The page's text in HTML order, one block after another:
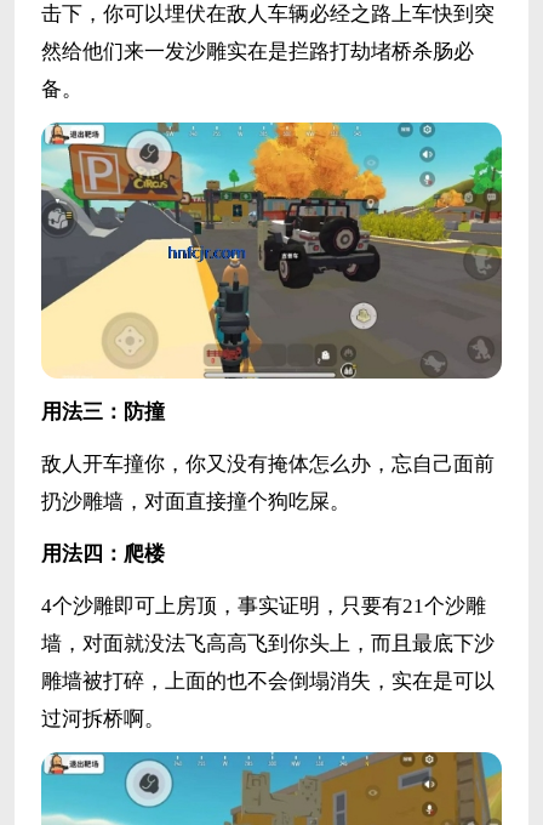
击下，你可以埋伏在敌人车辆必经之路上车快到突
然给他们来一发沙雕实在是拦路打劫堵桥杀肠必
备。
用法三：防撞
敌人开车撞你，你又没有掩体怎么办，忘自己面前
扔沙雕墙，对面直接撞个狗吃屎。
用法四：爬楼
4个沙雕即可上房顶，事实证明，只要有21个沙雕
墙，对面就没法飞高高飞到你头上，而且最底下沙
雕墙被打碎，上面的也不会倒塌消失，实在是可以
过河拆桥啊。